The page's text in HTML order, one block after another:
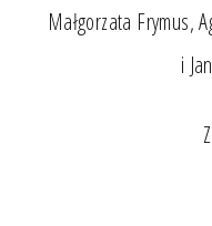
Małgorzata Frymus,
i